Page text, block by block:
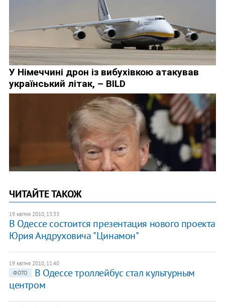
ЧИТАЙТЕ ТАКОЖ
19 квітня 2010, 13:33
В Одессе состоится презентация нового проекта
Юрия Андруховича "Цинамон"
19 квітня 2010, 11:40
ФОТО
В Одессе троллейбус стал культурным
центром